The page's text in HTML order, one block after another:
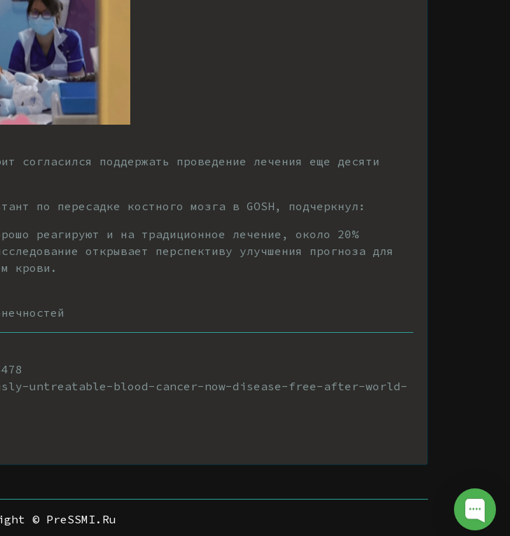
согласился поддержать проведение лечения еще десяти
по пересадке костного мозга в GOSH, подчеркнул:
реагируют и на традиционное лечение, около 20%
открывает перспективу улучшения прогноза для
крови.
untreatable-blood-cancer-now-disease-free-after-world-
© PreSSMI.Ru